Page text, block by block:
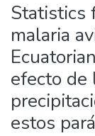
Estadísticas
Statistics
malaria
efecto de
estos